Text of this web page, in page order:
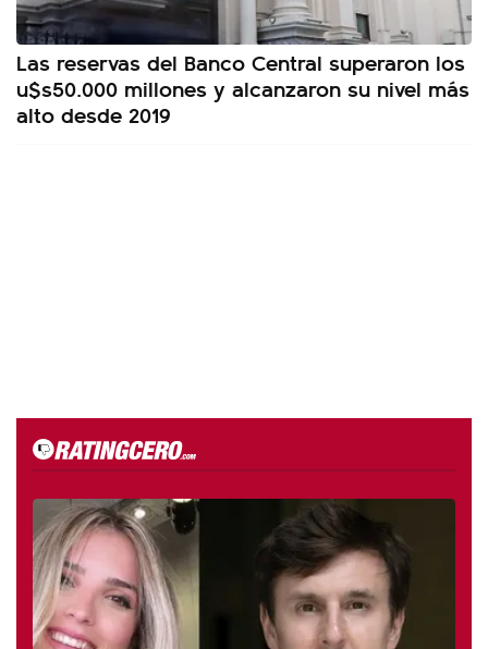
Las reservas del Banco Central superaron los
u$s50.000 millones y alcanzaron su nivel más
alto desde 2019